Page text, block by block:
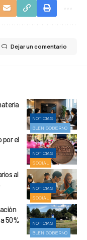
Dejar un comentario
NOTICIAS
BUEN GOBIERNO
NOTICIAS
SOCIAL
por el
NOTICIAS
SOCIAL
al
NOTICIAS
BUEN GOBIERNO
50%